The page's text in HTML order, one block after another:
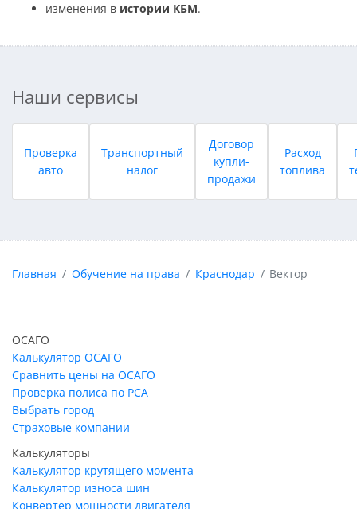
изменения в истории КБМ.
Наши сервисы
Проверка
авто
Транспортный
налог
Договор
купли-
продажи
Расход
топлива
Главная Обучение на права Краснодар Вектор
ОСАГО
Калькулятор ОСАГО
Сравнить цены на ОСАГО
Проверка полиса по РСА
Выбрать город
Страховые компании
Калькуляторы
Калькулятор крутящего момента
Калькулятор износа шин
Конвертер мощности двигателя